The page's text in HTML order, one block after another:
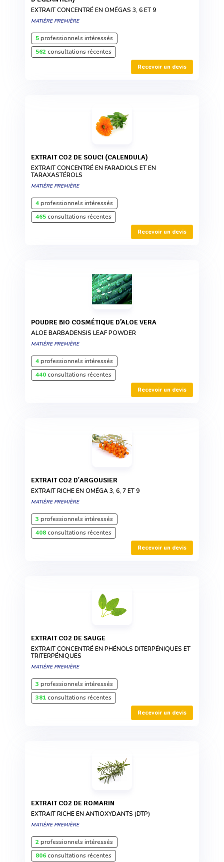
EXTRAIT CONCENTRÉ EN OMÉGAS 3, 6 ET 9
MATIÈRE PREMIÈRE
5professionnels intéressés
562consultations récentes
Recevoir un devis
EXTRAIT CO2 DE SOUCI (CALENDULA)
EXTRAIT CONCENTRÉ EN FARADIOLS ET EN
TARAXASTÉROLS
MATIÈRE PREMIÈRE
4professionnels intéressés
465consultations récentes
Recevoir un devis
POUDRE BIO COSMÉTIQUE D’ALOE VERA
ALOE BARBADENSIS LEAF POWDER
MATIÈRE PREMIÈRE
4professionnels intéressés
440consultations récentes
Recevoir un devis
EXTRAIT CO2 D'ARGOUSIER
EXTRAIT RICHE EN OMÉGA 3, 6, 7 ET 9
MATIÈRE PREMIÈRE
3 professionnels intéressés
408consultations récentes
Recevoir un devis
EXTRAIT CO2 DE SAUGE
EXTRAIT CONCENTRÉ EN PHÉNOLS DITERPÉNIQUES ET
TRITERPÉNIQUES
MATIÈRE PREMIÈRE
3 professionnels intéressés
381consultations récentes
Recevoir un devis
EXTRAIT CO2 DE ROMARIN
EXTRAIT RICHE EN ANTIOXYDANTS (DTP)
MATIÈRE PREMIÈRE
2professionnels intéressés
806consultations récentes